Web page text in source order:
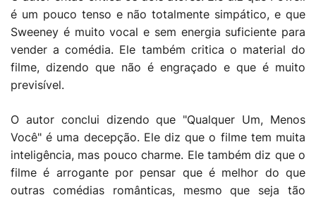
é um pouco tenso e não totalmente simpático, e que
Sweeney é muito vocal e sem energia suficiente para
vender a comédia. Ele também critica o material do
filme, dizendo que não é engraçado e que é muito
previsível.
O autor conclui dizendo que "Qualquer Um, Menos
Você" é uma decepção. Ele diz que o filme tem muita
inteligência, mas pouco charme. Ele também diz que o
filme é arrogante por pensar que é melhor do que
outras comédias românticas, mesmo que seja tão